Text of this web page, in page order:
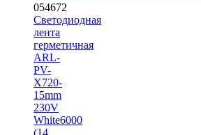
054672
Светодиодная
лента
герметичная
ARL-
PV-
X720-
15mm
230V
White6000
(14